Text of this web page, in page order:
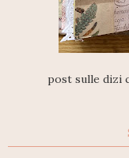
post sulle dizi